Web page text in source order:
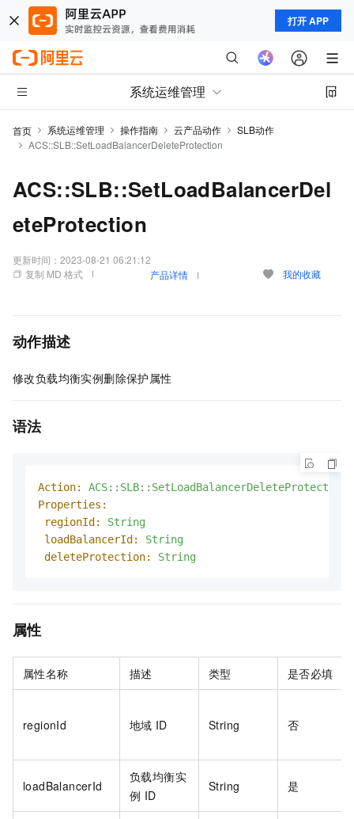
打开 APP
系统运维管理
首页 系统运维管理 操作指南 云产品动作
SLB动作
ACS::SLB::SetLoadBalancerDeleteProtection
ACS::SLB::SetLoadBalancerDel
eteProtection
更新时间： 2023-08-21 06:21:12
复制 MD 格式
产品详情 我的收藏
动作描述
修改负载均衡实例删除保护属性
语法
Action:
ACS::SLB::SetLoadBalancerDeleteProtection
Properties:
regionId:
String
loadBalancerId:
String
deleteProtection:
String
属性
属性名称 描述 类型 是否必填
regionId 地域 ID String 否
loadBalancerId
负载均衡实
例 ID
String 是